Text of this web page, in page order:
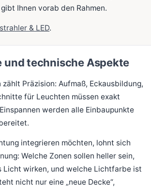
Ihnen vorab den Rahmen.
& LED.
und technische Aspekte
zählt Präzision: Aufmaß, Eckausbildung,
für Leuchten müssen exakt
werden alle Einbaupunkte
integrieren möchten, lohnt sich
Welche Zonen sollen heller sein,
Licht wirken, und welche Lichtfarbe ist
nicht nur eine „neue Decke“,